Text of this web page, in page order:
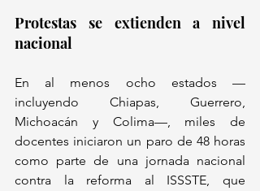
Protestas se extienden a nivel
nacional
En al menos ocho estados —
incluyendo Chiapas, Guerrero,
Michoacán y Colima—, miles de
docentes iniciaron un paro de 48 horas
como parte de una jornada nacional
contra la reforma al ISSSTE, que